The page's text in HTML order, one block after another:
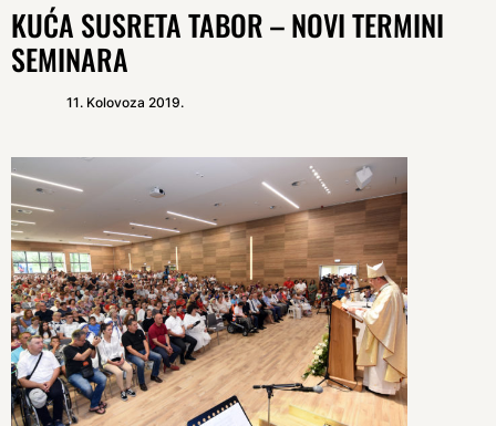
KUĆA SUSRETA TABOR – NOVI TERMINI
SEMINARA
11. Kolovoza 2019.